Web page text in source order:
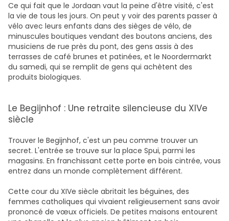
Ce qui fait que le Jordaan vaut la peine d'être visité, c'est
la vie de tous les jours. On peut y voir des parents passer à
vélo avec leurs enfants dans des sièges de vélo, de
minuscules boutiques vendant des boutons anciens, des
musiciens de rue près du pont, des gens assis à des
terrasses de café brunes et patinées, et le Noordermarkt
du samedi, qui se remplit de gens qui achètent des
produits biologiques.
Le Begijnhof : Une retraite silencieuse du XIVe
siècle
Trouver le Begijnhof, c'est un peu comme trouver un
secret. L'entrée se trouve sur la place Spui, parmi les
magasins. En franchissant cette porte en bois cintrée, vous
entrez dans un monde complètement différent.
Cette cour du XIVe siècle abritait les béguines, des
femmes catholiques qui vivaient religieusement sans avoir
prononcé de vœux officiels. De petites maisons entourent